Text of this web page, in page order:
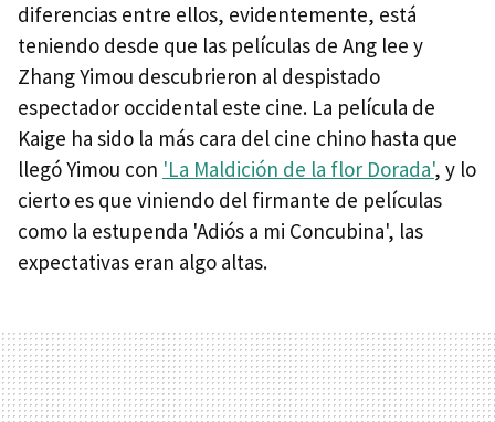
diferencias entre ellos, evidentemente, está
teniendo desde que las películas de Ang lee y
Zhang Yimou descubrieron al despistado
espectador occidental este cine. La película de
Kaige ha sido la más cara del cine chino hasta que
llegó Yimou con 'La Maldición de la flor Dorada', y lo
cierto es que viniendo del firmante de películas
como la estupenda 'Adiós a mi Concubina', las
expectativas eran algo altas.